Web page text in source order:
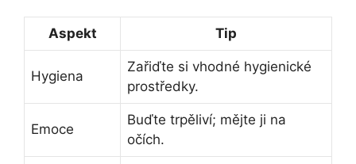
Aspekt Tip
Hygiena
Zařiďte si vhodné hygienické
prostředky.
Emoce
Buďte trpěliví; mějte ji na
očích.